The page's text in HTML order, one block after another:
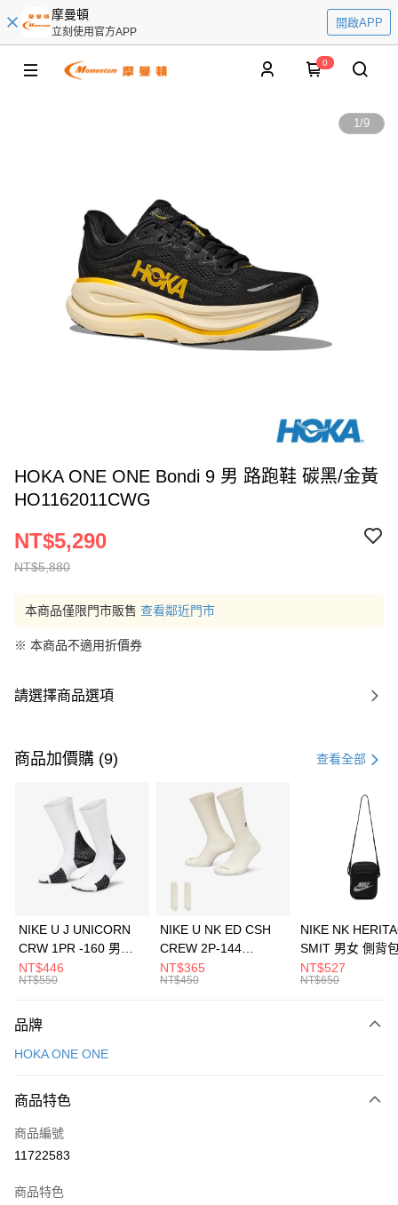
摩曼頓
立刻使用官方APP
開啟APP
0
1/9
HOKA ONE ONE Bondi 9 男 路跑鞋 碳黑/金黃
HO1162011CWG
NT$5,880
NT$5,290
本商品僅限門市販售 查看鄰近門市
※ 本商品不適用折價券
請選擇商品選項
商品加價購 (9) 查看全部
NIKE U J UNICORN
CRW 1PR -160 男女
中統襪 FZ3393100
NT$446
NT$550
NIKE U NK ED CSH
CREW 2P-144
EMBRDY 男女 短統襪
FZ3073133
NT$365
NT$450
NIKE NK
SMIT 男女 側背
BA5871010
NT$527
NT$650
品牌
HOKA ONE ONE
商品特色
商品編號
11722583
商品特色